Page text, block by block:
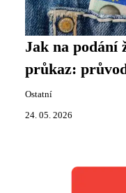
Jak na podání
průkaz:
Ostatní
24. 05. 2026